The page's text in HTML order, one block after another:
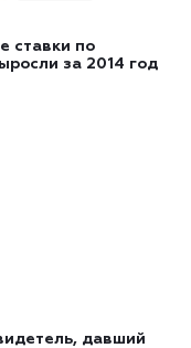
ставки по
за 2014 год
давший